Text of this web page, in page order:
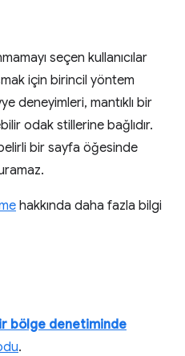
seçen kullanıcılar
için birincil yöntem
deneyimleri, mantıklı bir
odak stillerine bağlıdır.
bir sayfa öğesinde
hakkında daha fazla bilgi
bölge denetiminde
.